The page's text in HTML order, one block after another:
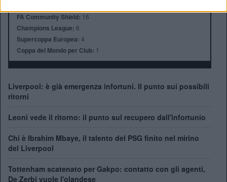
FA Community Shield: 16
Champions League: 6
Supercoppa Europea: 4
Coppa del Mondo per Club: 1
Liverpool: è già emergenza infortuni. Il punto sui possibili
ritorni
Leoni vede il ritorno: il punto sul recupero dall'infortunio
Chi è Ibrahim Mbaye, il talento del PSG finito nel mirino
del Liverpool
Tottenham scatenato per Gakpo: contatto con gli agenti,
De Zerbi vuole l'olandese